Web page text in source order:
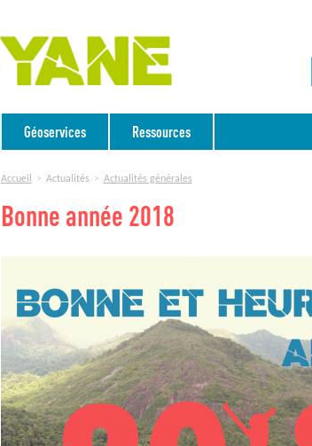
Géoservices Ressources
Accueil Actualités Actualités générales
Bonne année 2018